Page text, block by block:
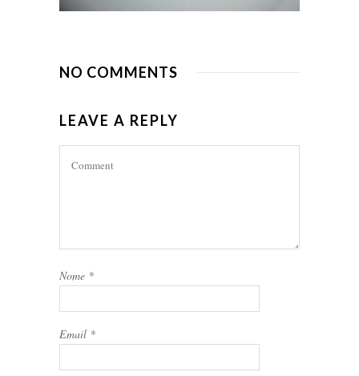
NO COMMENTS
LEAVE A REPLY
Nome *
Email *